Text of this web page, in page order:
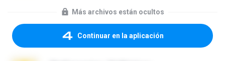
Más archivos están ocultos
Continuar en la aplicación